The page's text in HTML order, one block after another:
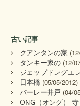
古い記事
クアンタンの家
タンキー家の (12/
ジェップドングエ
日本橋 (05/05/2012)
バーレー井戸 (04/
ONG（オング） 寺